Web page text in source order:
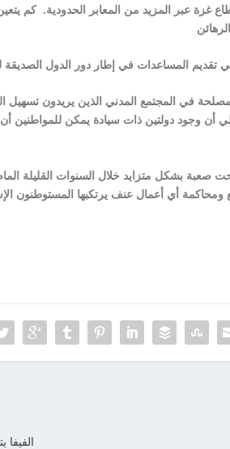
غزة عبر المزيد من المعابر الحدودية. كم
علي أن وجود دولتين ذات سيادة يمكن للمواطنين
صعبة بشكل متزايد خلال السنوات القليلة
ومحاكمة أي أعمال عنف يرتكبها المستوطنون
الفيفا